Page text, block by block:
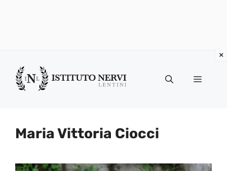
contenuto
Menu
Maria Vittoria Ciocci